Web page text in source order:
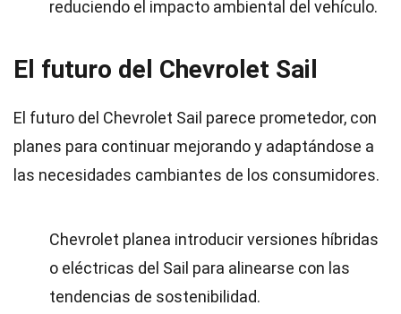
reduciendo el impacto ambiental del vehículo.
El futuro del Chevrolet Sail
El futuro del Chevrolet Sail parece prometedor, con
planes para continuar mejorando y adaptándose a
las necesidades cambiantes de los consumidores.
Chevrolet planea introducir versiones híbridas
o eléctricas del Sail para alinearse con las
tendencias de sostenibilidad.